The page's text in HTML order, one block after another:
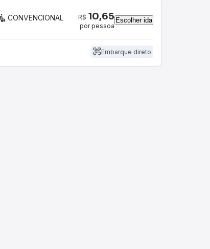
CONVENCIONAL R$ 10,65
por pessoa
Escolher ida
Embarque direto